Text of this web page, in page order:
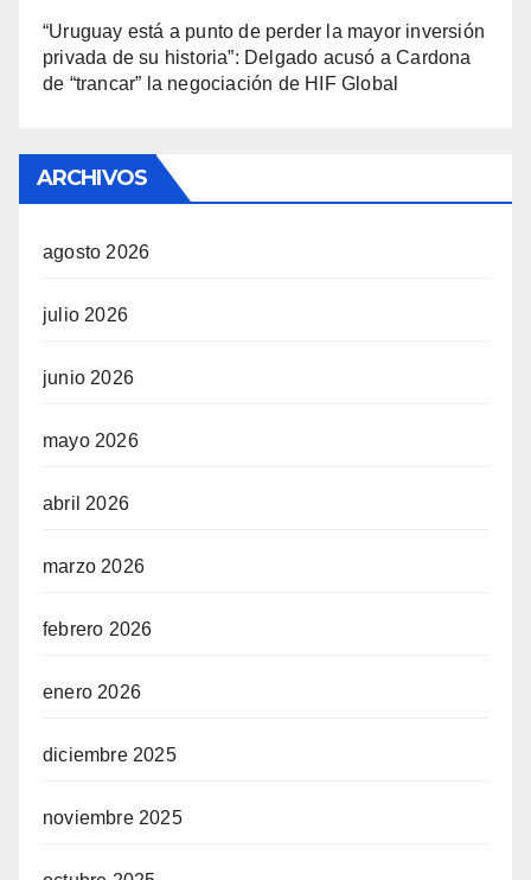
“Uruguay está a punto de perder la mayor inversión
privada de su historia”: Delgado acusó a Cardona
de “trancar” la negociación de HIF Global
ARCHIVOS
agosto 2026
julio 2026
junio 2026
mayo 2026
abril 2026
marzo 2026
febrero 2026
enero 2026
diciembre 2025
noviembre 2025